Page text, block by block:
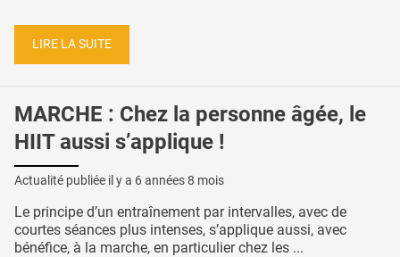
LIRE LA SUITE
MARCHE : Chez la personne âgée, le
HIIT aussi s’applique !
Actualité publiée il y a 6 années 8 mois
Le principe d’un entraînement par intervalles, avec de
courtes séances plus intenses, s’applique aussi, avec
bénéfice, à la marche, en particulier chez les ...